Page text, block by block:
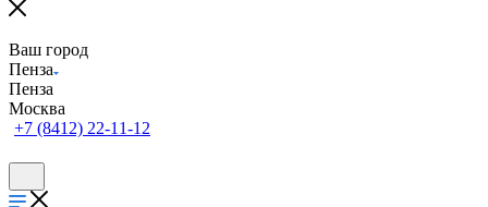
Ваш город
Пенза
Пенза
Москва
+7 (8412) 22-11-12